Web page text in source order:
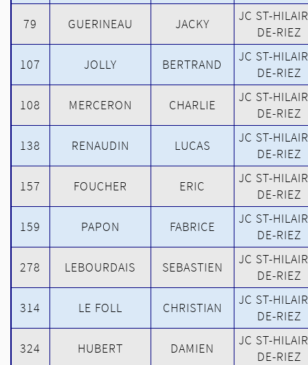
79 GUERINEAU JACKY
JC ST-
DE-RIEZ
107 JOLLY BERTRAND
JC ST-
DE-RIEZ
108 MERCERON CHARLIE
JC ST-
DE-RIEZ
138 RENAUDIN LUCAS
JC ST-
DE-RIEZ
157 FOUCHER ERIC
JC ST-
DE-RIEZ
159 PAPON FABRICE
JC ST-
DE-RIEZ
278 LEBOURDAIS SEBASTIEN
JC ST-
DE-RIEZ
314 LE FOLL CHRISTIAN
JC ST-
DE-RIEZ
324 HUBERT DAMIEN
JC ST-
DE-RIEZ